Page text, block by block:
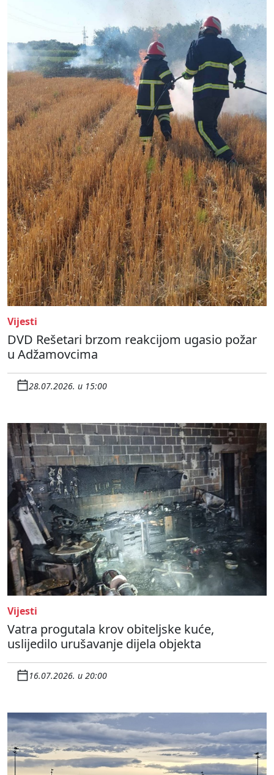
Vijesti
DVD Rešetari brzom reakcijom ugasio požar
u Adžamovcima
28.07.2026. u 15:00
Vijesti
Vatra progutala krov obiteljske kuće,
uslijedilo urušavanje dijela objekta
16.07.2026. u 20:00